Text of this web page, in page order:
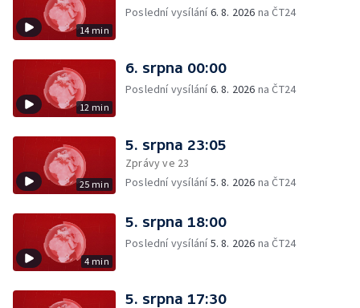
14 min
Poslední vysílání6. 8. 2026 na ČT24
12 min
6. srpna 00:00
Poslední vysílání6. 8. 2026 na ČT24
25 min
5. srpna 23:05
Zprávy ve 23
Poslední vysílání5. 8. 2026 na ČT24
4 min
5. srpna 18:00
Poslední vysílání5. 8. 2026 na ČT24
5. srpna 17:30